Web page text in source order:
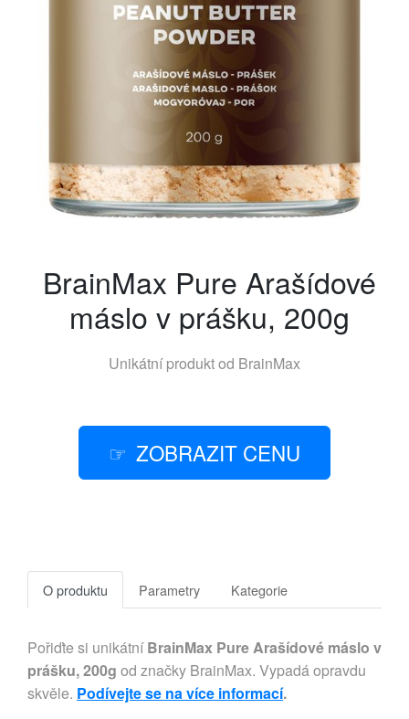
BrainMax Pure Arašídové
máslo v prášku, 200g
Unikátní produkt od BrainMax
ZOBRAZIT CENU
O produktu Parametry Kategorie
Pořiďte si unikátníBrainMax Pure Arašídové máslo v
prášku, 200g od značky BrainMax. Vypadá opravdu
skvěle. Podívejte se na více informací.